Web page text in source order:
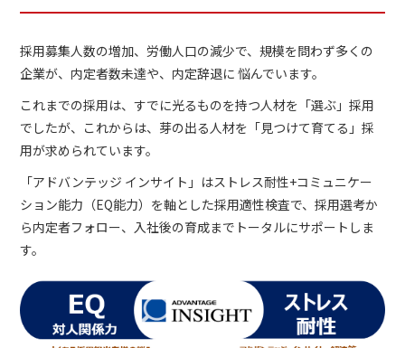
採用募集人数の増加、労働人口の減少で、規模を問わず多くの
企業が、内定者数未達や、内定辞退に 悩んでいます。
これまでの採用は、すでに光るものを持つ人材を「選ぶ」採用
でしたが、これからは、芽の出る人材を「見つけて育てる」採
用が求められています。
「アドバンテッジ インサイト」はストレス耐性+コミュニケー
ション能力（EQ能力）を軸とした採用適性検査で、採用選考か
ら内定者フォロー、入社後の育成までトータルにサポートしま
す。